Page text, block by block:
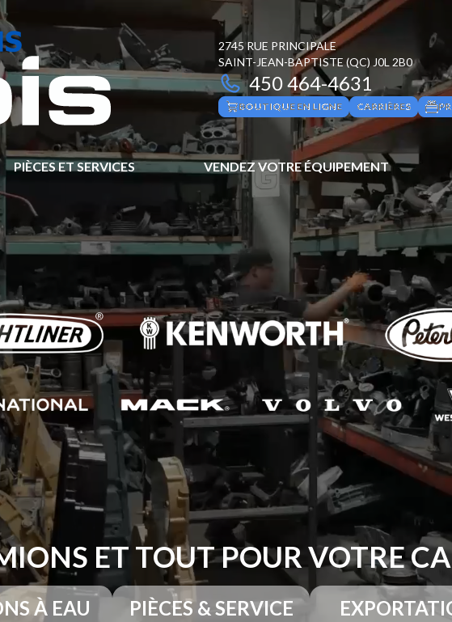
2745 RUE PRINCIPALE
SAINT-JEAN-BAPTISTE(QC) J0L 2B0
450 464-4631
BOUTIQUE EN LIGNE CARRIÈRES
PIÈCES ET SERVICES VENDEZ VOTRE ÉQUIPEMENT
ET TOUT POUR VOTRE
À EAU PIÈCES & SERVICE